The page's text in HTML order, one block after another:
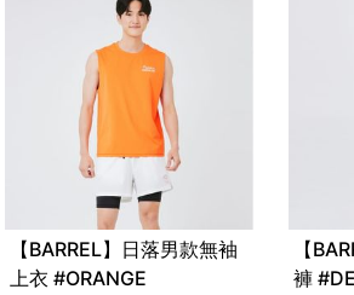
【BARREL】日落男款無袖
上衣 #ORANGE
【
褲